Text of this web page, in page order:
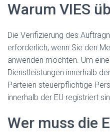
Warum VIES
Die Verifizierung des
erforderlich, wenn Sie den
anwenden möchten. Um
Dienstleistungen innerhalb
Parteien steuerpflichtige
innerhalb der EU registriert
Wer muss die